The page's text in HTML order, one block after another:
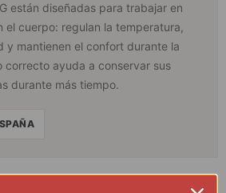
están diseñadas para trabajar en
el cuerpo: regulan la temperatura,
y mantienen el confort durante la
correcto ayuda a conservar sus
durante más tiempo.